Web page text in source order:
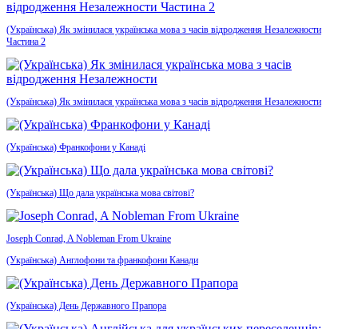
(Українська) Як змінилася українська мова з часів відродження Незалежности
Частина 2
(Українська) Як змінилася українська мова з часів відродження Незалежности
(Українська) Франкофони у Канаді
(Українська) Що дала українська мова світові?
Joseph Conrad, A Nobleman From Ukraine
(Українська) Англофони та франкофони Канади
(Українська) День Державного Прапора